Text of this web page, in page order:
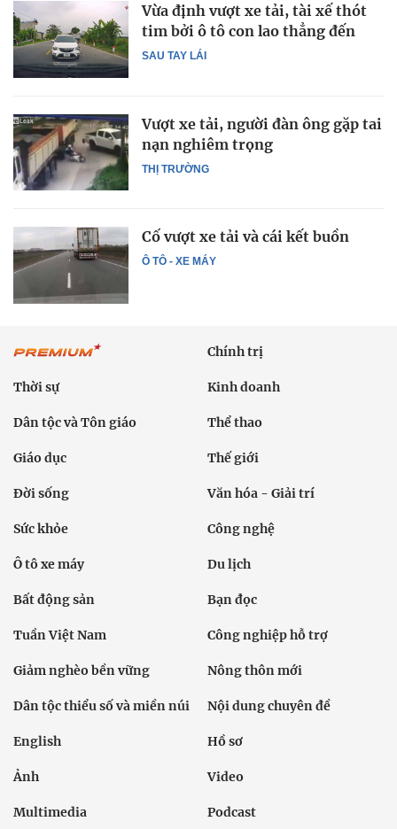
SAU TAY LÁI
Vừa định vượt xe tải, tài xế thót
tim bởi ô tô con lao thẳng đến
THỊ TRƯỜNG
Vượt xe tải, người đàn ông gặp tai
nạn nghiêm trọng
Ô TÔ - XE MÁY
Cố vượt xe tải và cái kết buồn
Chính trị
Thời sự Kinh doanh
Dân tộc và Tôn giáo Thể thao
Giáo dục Thế giới
Đời sống Văn hóa - Giải trí
Sức khỏe Công nghệ
Ô tô xe máy Du lịch
Bất động sản Bạn đọc
Tuần Việt Nam Công nghiệp hỗ trợ
Giảm nghèo bền vững Nông thôn mới
Dân tộc thiểu số và miền núi Nội dung chuyên đề
English Hồ sơ
Ảnh Video
Multimedia Podcast